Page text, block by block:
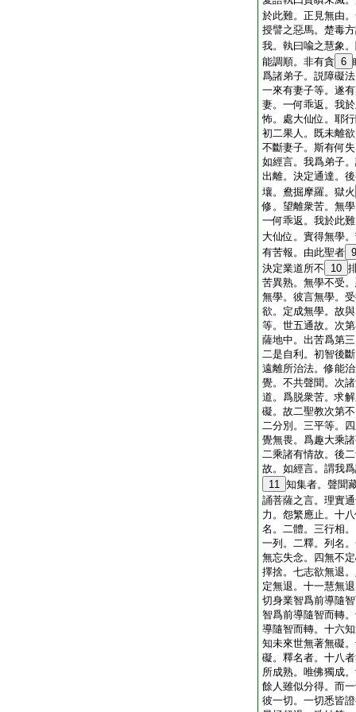
於此難。正見無由
授譬之惡馬。楚毒
我。執曰喩之慧象
能調順。非有貪 6
爲諸弟子。説障礙
一來有妻子等。遂
妻。一何乖返。我
怖。處大仙位。耶
初二果人。既未離
不斷妻子。斯有何
如經言。我爲弟子
出離。決定通達。
壤。鴦掘摩羅。獄火
修。望離衆苦。無
一何乖返。我於此
大仙位。實得無學
有苦報。由此聖者 9
決定業道所不
10
苦異熟。無學不受
無學。彼言無學。
欲。定成無學。故
等。世五通故。次
薩地中。出苦爲第
二是自利。初智後
遠離所治法。修能
覺。不共聲聞。次
道。爲脱衆苦。求
礙。故二聖教次第
二分別。三平等。
覺無畏。爲趣大乘
二乘諸有情故。後
故。如經言。謂我
11 知集者。聲聞
誦菩薩之言。理實
力。怨繁應止。十
名。二體。三行相
一列。二釋。列名
無忘失念。四無不
擇捨。七志欲無退
定無退。十一慧無
切身業智爲前導隨
智爲前導隨智而轉
導隨智而轉。十六
知未來世無著無礙
礙。釋名者。十八
所成熟。唯佛獨成
餘人雖似分得。而
彼一切。一切悉皆